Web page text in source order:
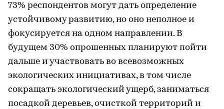
73% респондентов могут дать определение
устойчивому развитию, но оно неполное и
фокусируется на одном направлении. В
будущем 30% опрошенных планируют пойти
дальше и участвовать во всевозможных
экологических инициативах, в том числе
сокращать экологический ущерб, заниматься
посадкой деревьев, очисткой территорий и